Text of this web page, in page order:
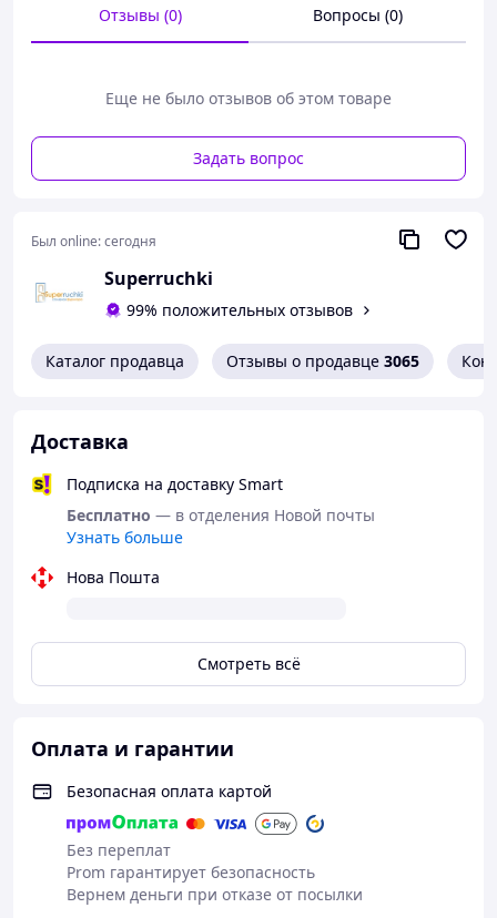
спереди, рычажная тяга имеет красивую форму.
Для дверей не более 1,25 м, при температуре от -20 до
+40 градусов.
Дл. 226 мм, ш 60 мм, выс. 48 мм.
Есть белый, серый, коричневый.
Отзывы (0) Вопросы (0)
Еще не было отзывов об этом товаре
Задать вопрос
Был online:сегодня
Superruchki
99% положительных отзывов
Каталог продавца Отзывы о продавце 3065
Доставка
Подписка на доставку Smart
Бесплатно — в отделения Новой почты
Узнать больше
Нова Пошта
Смотреть всё
Оплата и гарантии
Безопасная оплата картой
Без переплат
Prom гарантирует безопасность
Вернем деньги при отказе от посылки